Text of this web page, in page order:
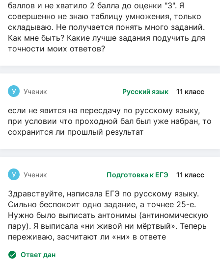
баллов и не хватило 2 балла до оценки "3". Я
совершенно не знаю таблицу умножения, только
складываю. Не получается понять много заданий.
Как мне быть? Какие лучше задания подучить для
точности моих ответов?
Русский язык 11 класс
У Ученик
если не явится на пересдачу по русскому языку,
при условии что проходной бал был уже набран, то
сохранится ли прошлый результат
Подготовка к ЕГЭ 11 класс
У Ученик
Здравствуйте, написала ЕГЭ по русскому языку.
Сильно беспокоит одно задание, а точнее 25-е.
Нужно было выписать антонимы (антиномическую
пару). Я выписала «ни живой ни мёртвый». Теперь
переживаю, засчитают ли «ни» в ответе
Ответ дан